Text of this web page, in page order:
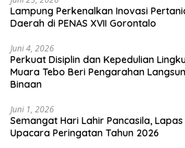
Lampung Perkenalkan Inovasi
Daerah di PENAS XVII Gorontalo
Juni 4, 2026
Perkuat Disiplin dan Kepedulian
Muara Tebo Beri Pengarahan
Binaan
Juni 1, 2026
Semangat Hari Lahir Pancasila,
Upacara Peringatan Tahun 2026